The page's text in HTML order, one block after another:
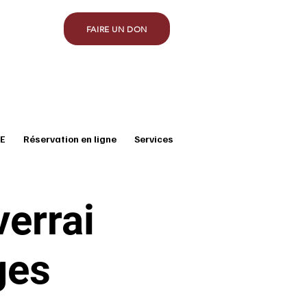
FAIRE UN DON
Réservation en ligne Services